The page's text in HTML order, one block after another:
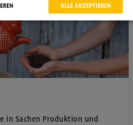
in Sachen Produktion und
ALLE AKZEPTIEREN